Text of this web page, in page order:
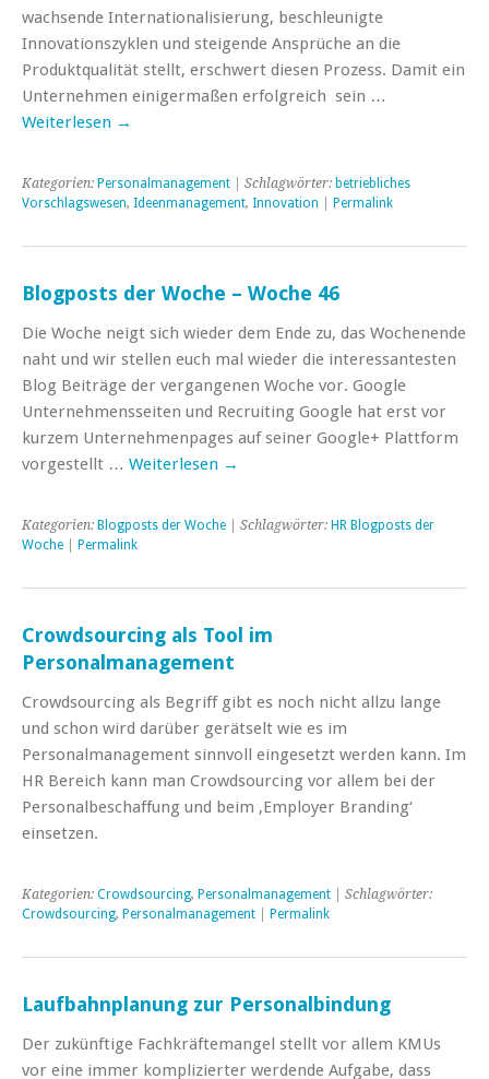
wachsende Internationalisierung, beschleunigte
Innovationszyklen und steigende Ansprüche an die
Produktqualität stellt, erschwert diesen Prozess. Damit ein
Unternehmen einigermaßen erfolgreich sein …
Weiterlesen →
Kategorien: Personalmanagement | Schlagwörter: betriebliches
Vorschlagswesen, Ideenmanagement, Innovation Permalink
Blogposts der Woche – Woche 46
Die Woche neigt sich wieder dem Ende zu, das Wochenende
naht und wir stellen euch mal wieder die interessantesten
Blog Beiträge der vergangenen Woche vor. Google
Unternehmensseiten und Recruiting Google hat erst vor
kurzem Unternehmenpages auf seiner Google+ Plattform
vorgestellt … Weiterlesen →
Kategorien: Blogposts der Woche | Schlagwörter: HR Blogposts der
Woche
Permalink
Crowdsourcing als Tool im
Personalmanagement
Crowdsourcing als Begriff gibt es noch nicht allzu lange
und schon wird darüber gerätselt wie es im
Personalmanagement sinnvoll eingesetzt werden kann. Im
HR Bereich kann man Crowdsourcing vor allem bei der
Personalbeschaffung und beim ‚Employer Branding‘
einsetzen.
Kategorien: Crowdsourcing, Personalmanagement | Schlagwörter:
Crowdsourcing, Personalmanagement Permalink
Laufbahnplanung zur Personalbindung
Der zukünftige Fachkräftemangel stellt vor allem KMUs
vor eine immer komplizierter werdende Aufgabe, dass